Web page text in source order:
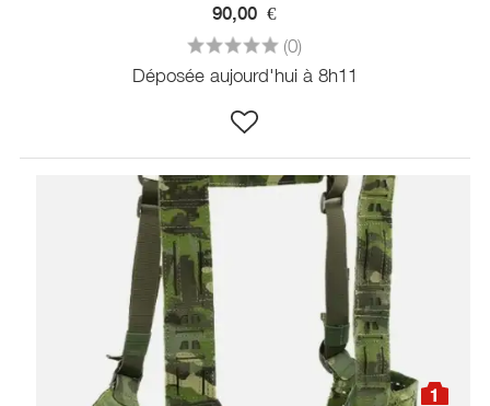
90,00 €
(0)
Déposée aujourd'hui à 8h11
1